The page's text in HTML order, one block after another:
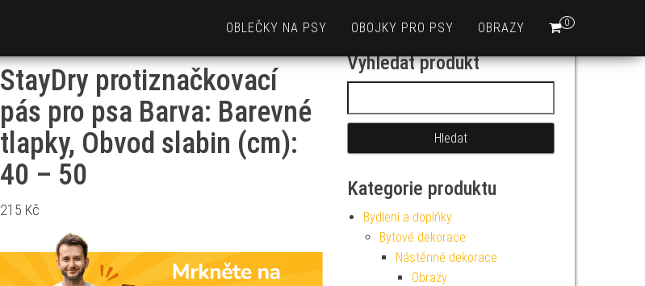
0
OBLEČKY NA PSY OBOJKY PRO PSY OBRAZY
StayDry protiznačkovací
pás pro psa Barva: Barevné
tlapky, Obvod slabin (cm):
40 – 50
215 Kč
Vyhledat produkt
Kategorie produktu
Bydlení a doplňky
Bytové dekorace
Nástěnné dekorace
Obrazy